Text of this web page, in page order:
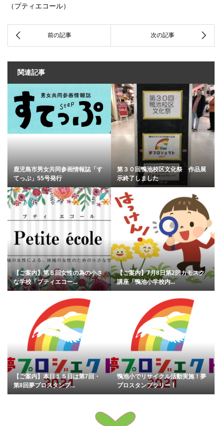
（プティエコール）
関連記事
鹿児島市男女共同参画情報誌「す
てっぷ」55号発行
第３０回鴨池校区文化祭 作品展
示終了しました
【ご案内】第５回女性の為の小さ
な学校「プティエコー...
【ご案内】7月8日第2回カモスク
講座「鴨池小学校内...
【ご案内】本日１５日は第7回・
第8回夢プロスタンプ...
鴨池小でリサイクル活動実施！夢
プロスタンプラリー！